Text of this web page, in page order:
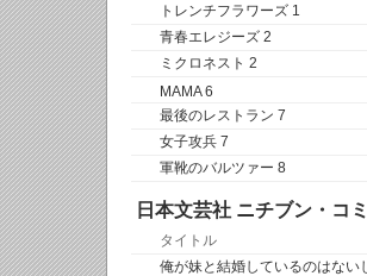
トレンチフラワーズ 1
青春エレジーズ 2
ミクロネスト 2
MAMA 6
最後のレストラン 7
女子攻兵 7
軍靴のバルツァー 8
日本文芸社 ニチブン・コ
タイトル
俺が妹と結婚しているのはない